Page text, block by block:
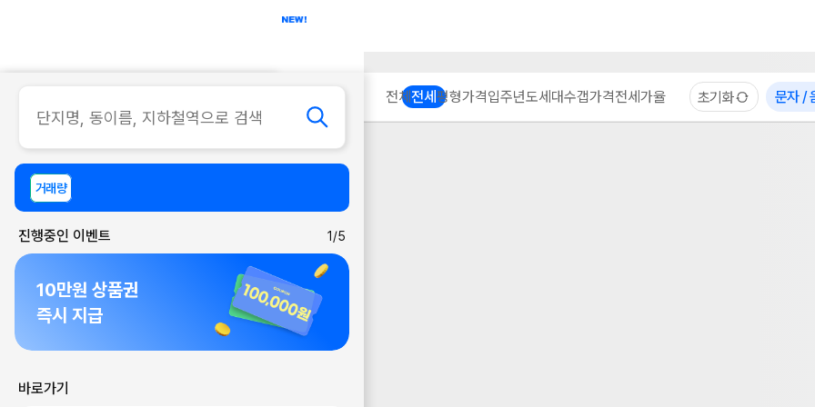
사무실
거래량
진행중인 이벤트 1/5
10만원 상품권
즉시 지급
바로가기
전체전세 평형가격입주년도세대수갭가격전세가율 초기화 문자 /